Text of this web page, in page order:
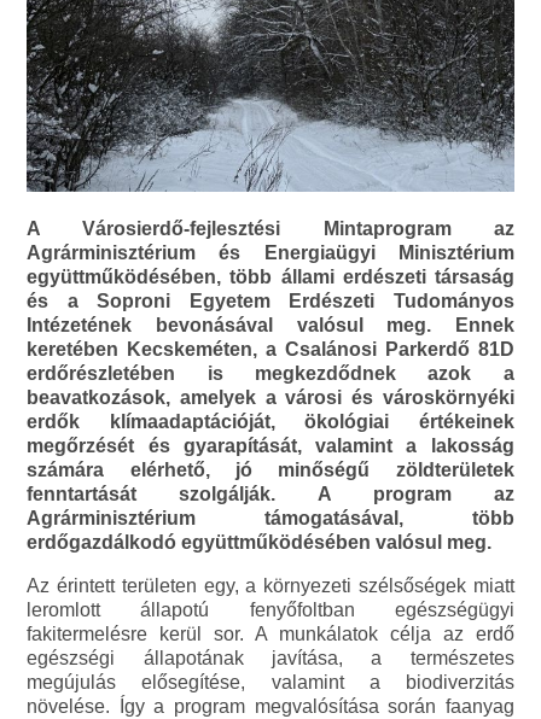
A Városierdő-fejlesztési Mintaprogram az
Agrárminisztérium és Energiaügyi Minisztérium
együttműködésében, több állami erdészeti társaság
és a Soproni Egyetem Erdészeti Tudományos
Intézetének bevonásával valósul meg. Ennek
keretében Kecskeméten, a Csalánosi Parkerdő 81D
erdőrészletében is megkezdődnek azok a
beavatkozások, amelyek a városi és városkörnyéki
erdők klímaadaptációját, ökológiai értékeinek
megőrzését és gyarapítását, valamint a lakosság
számára elérhető, jó minőségű zöldterületek
fenntartását szolgálják. A program az
Agrárminisztérium támogatásával, több
erdőgazdálkodó együttműködésében valósul meg.
Az érintett területen egy, a környezeti szélsőségek miatt
leromlott állapotú fenyőfoltban egészségügyi
fakitermelésre kerül sor. A munkálatok célja az erdő
egészségi állapotának javítása, a természetes
megújulás elősegítése, valamint a biodiverzitás
növelése. Így a program megvalósítása során faanyag